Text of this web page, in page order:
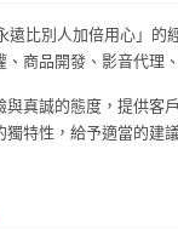
遠比別人加倍用心」
商品開發、影音代理
真誠的態度，提供客
特性，給予適當的建